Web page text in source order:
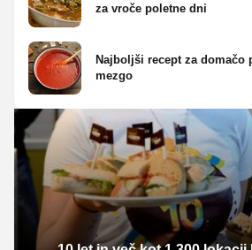
za vroče poletne dni
Najboljši recept za domačo
mezgo